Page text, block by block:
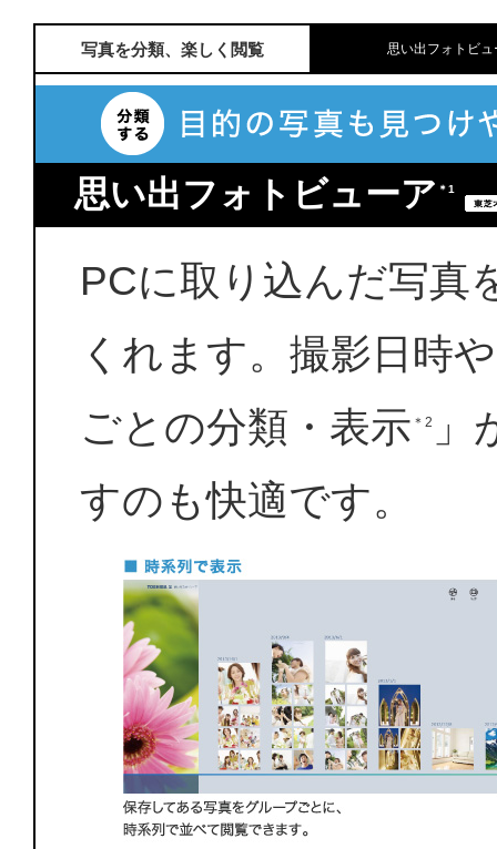
写真を分類、楽しく閲覧 思い出フォトビュ
思い出フォトビューア ＊1
PCに取り込んだ写真
くれます。撮影日時
ごとの分類・表示 ＊2
」
すのも快適です。